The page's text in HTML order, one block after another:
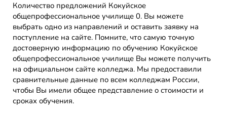
Количество предложений Кокуйское
общепрофессиональное училище 0. Вы можете
выбрать одно из направлений и оставить заявку на
поступление на сайте. Помните, что самую точную
достоверную информацию по обучению Кокуйское
общепрофессиональное училище Вы можете получить
на официальном сайте колледжа. Мы предоставили
сравнительные данные по всем колледжам России,
чтобы Вы имели общее представление о стоимости и
сроках обучения.